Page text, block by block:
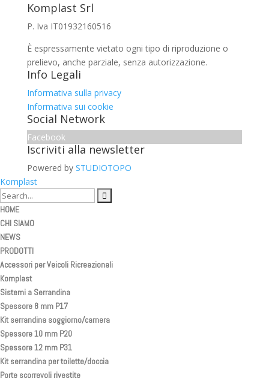
Komplast Srl
P. Iva IT01932160516
È espressamente vietato ogni tipo di riproduzione o
prelievo, anche parziale, senza autorizzazione.
Info Legali
Informativa sulla privacy
Informativa sui cookie
Social Network
Facebook
Iscriviti alla newsletter
Powered by STUDIOTOPO
Komplast
HOME
CHI SIAMO
NEWS
PRODOTTI
Accessori per Veicoli Ricreazionali
Komplast
Sistemi a Serrandina
Spessore 8 mm P17
Kit serrandina soggiorno/camera
Spessore 10 mm P20
Spessore 12 mm P31
Kit serrandina per toilette/doccia
Porte scorrevoli rivestite